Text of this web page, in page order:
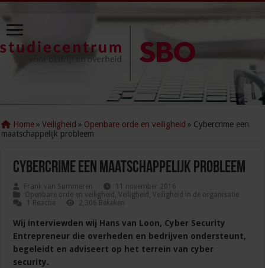
Home » Veiligheid » Openbare orde en veiligheid » Cybercrime een
maatschappelijk probleem
Cybercrime een maatschappelijk probleem
Frank van Summeren
11 november 2016
Openbare orde en veiligheid ,Veiligheid ,Veiligheid in de organisatie
1 Reactie
2,306 Bekeken
Wij interviewden wij Hans van Loon, Cyber Security
Entrepreneur die overheden en bedrijven ondersteunt,
begeleidt en adviseert op het terrein van cyber
security.